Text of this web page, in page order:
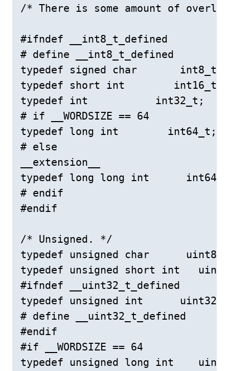
/* There is some amount of
#ifndef __int8_t_defined
# define __int8_t_defined
typedef signed char       int8_t;
typedef short int        int16_t;
typedef int           int32_t;
# if __WORDSIZE == 64
typedef long int        int64_t;
# else
__extension__
typedef long long int
# endif
#endif
/* Unsigned. */
typedef unsigned char
typedef unsigned short int
#ifndef __uint32_t_defined
typedef unsigned int
# define __uint32_t_defined
#endif
#if __WORDSIZE == 64
typedef unsigned long int